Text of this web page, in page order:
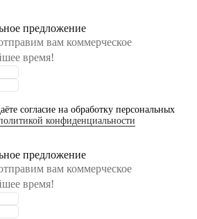
предложение
вам коммерческое
время!
согласие на обработку персональных
конфиденциальности
предложение
вам коммерческое
время!